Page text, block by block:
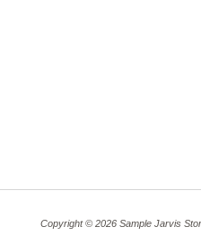
Copyright © 2026 Sample Jarvis